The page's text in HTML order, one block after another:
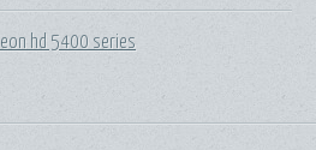
hd 5400 series